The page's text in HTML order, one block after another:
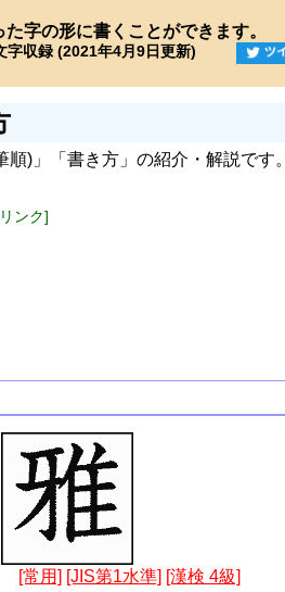
字の形に書くことができます。
字収録 (2021年4月9日更新)
)」「書き方」の紹介・解説です。
ンク]
[常用] [JIS第1水準] [漢検 4級]